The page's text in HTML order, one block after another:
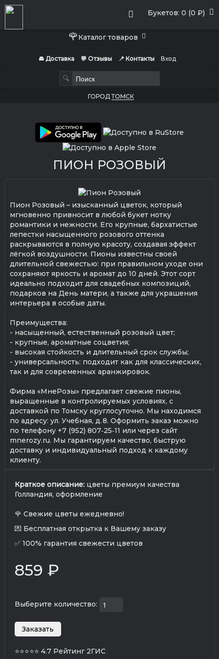
Букетов: 0 (0 ₽)
🌹Каталог товаров
🚘 Доставка 💬 Отзывы 📍 Контакты Вход
🔍
ГОРОД ТОМСК
ПИОН РОЗОВЫЙ
Пион Розовый – изысканный цветок, который
мгновенно привносит в любой букет нотку
романтики и нежности. Его крупные, бархатистые
лепестки насыщенного розового оттенка
раскрываются в полную красоту, создавая эффект
лёгкой воздушности. Пионы известны своей
длительной свежестью: при правильном уходе они
сохраняют яркость и аромат до 10 дней. Этот сорт
идеально подходит для свадебных композиций,
подарков на День матери, а также для украшения
интерьера в особые даты.
Преимущества:
- насыщенный, естественный розовый цвет;
- крупные, ароматные соцветия;
- высокая стойкость и длительный срок службы;
- универсальность: подходит как для классических,
так и для современных аранжировок.
Фирма «МнеРозы» предлагает свежие пионы,
выращенные в контролируемых условиях, с
доставкой по Томску круглосуточно. Мы находимся
по адресу: ул. Учебная, д. 8. Оформить заказ можно
по телефону +7 (952) 807‑25‑11 или через сайт
mnerozy.ru. Мы гарантируем качество, быструю
доставку и индивидуальный подход к каждому
клиенту.
Краткое описание: цветы премиум качества
Голландия, оформление
🌹 Свежие цветы ежедневно!
💌 Бесплатная открытка к Вашему заказу
✅ 100% гарантия свежести цветов
859 ₽
Выберите количество:
⭐⭐⭐⭐⭐ 4.7 Рейтинг 2ГИС